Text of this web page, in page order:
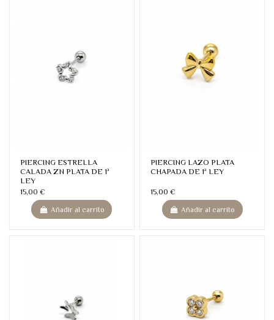
PIERCING ESTRELLA
CALADA ZN PLATA DE 1ª
LEY
15,00 €
Añadir al carrito
PIERCING LAZO PLATA
CHAPADA DE 1ª LEY
15,00 €
Añadir al carrito